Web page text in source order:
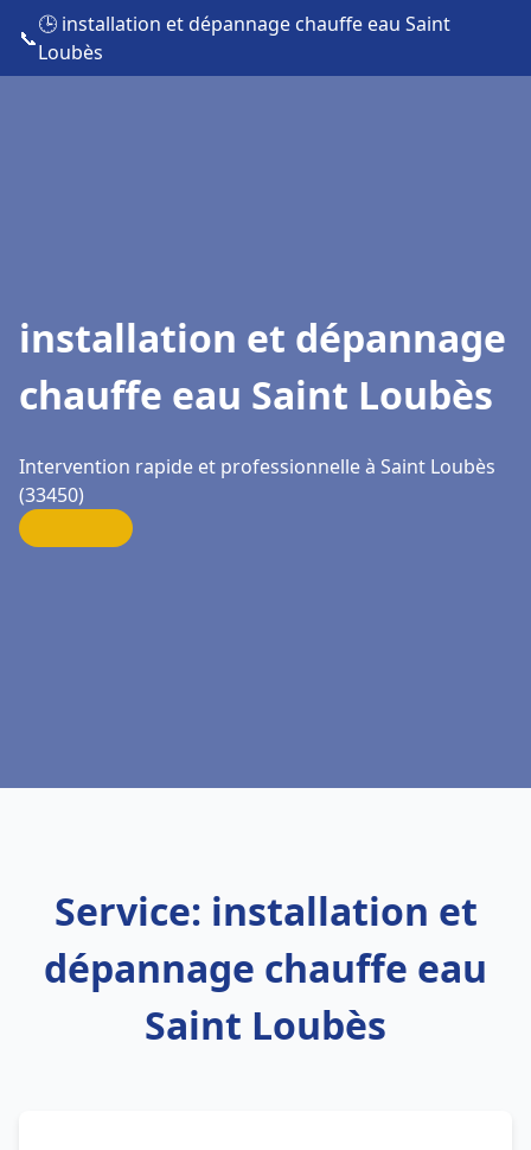
📞
🕒 installation et dépannage chauffe eau Saint
Loubès
installation et dépannage
chauffe eau Saint Loubès
Intervention rapide et professionnelle à Saint Loubès
(33450)
Service: installation et
dépannage chauffe eau
Saint Loubès